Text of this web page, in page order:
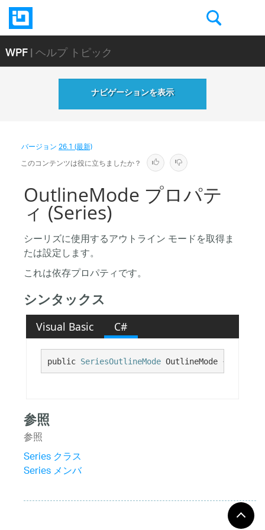
WPF| ヘルプ トピック
ナビゲーションを表示
バージョン26.1 (最新)
このコンテンツは役に立ちましたか？
OutlineMode プロパテ
ィ (Series)
シーリズに使用するアウトライン モードを取得ま
たは設定します。
これは依存プロパティです。
シンタックス
Visual Basic C#
public SeriesOutlineMode OutlineMode {get;
参照
参照
Series クラス
Series メンバ